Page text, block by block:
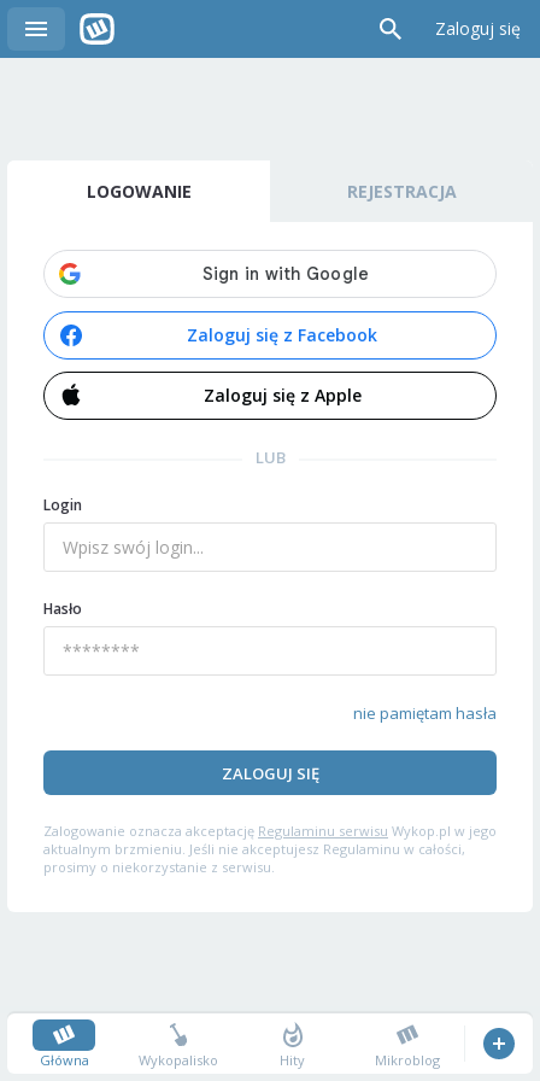
Zaloguj się
LOGOWANIE REJESTRACJA
Zaloguj się z Facebook
Zaloguj się z Apple
LUB
Login
Hasło
nie pamiętam hasła
ZALOGUJ SIĘ
Zalogowanie oznacza akceptację Regulaminu serwisu Wykop.pl w jego
aktualnym brzmieniu. Jeśli nie akceptujesz Regulaminu w całości,
prosimy o niekorzystanie z serwisu.
Główna Wykopalisko Hity Mikroblog